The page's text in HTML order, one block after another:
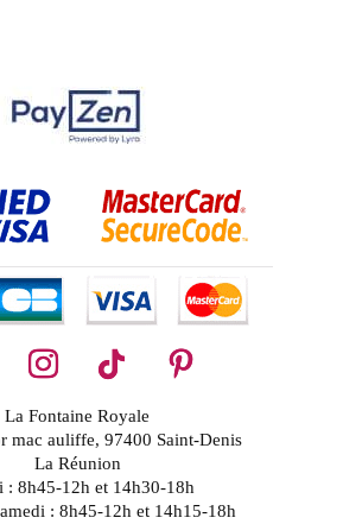
La Fontaine Royale
mac auliffe, 97400 Saint-Denis
La Réunion
: 8h45-12h et 14h30-18h
: 8h45-12h et 14h15-18h